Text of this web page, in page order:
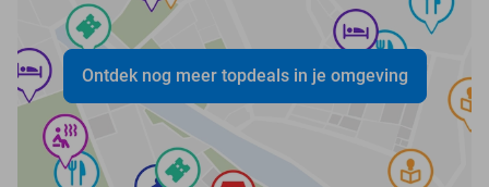
Ontdek nog meer topdeals in je omgeving